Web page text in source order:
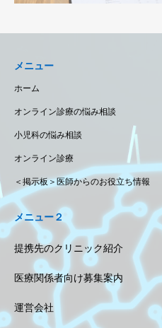
メニュー
ホーム
オンライン診療の悩み相談
小児科の悩み相談
オンライン診療
＜掲示板＞医師からのお役立ち情報
メニュー２
提携先のクリニック紹介
医療関係者向け募集案内
運営会社